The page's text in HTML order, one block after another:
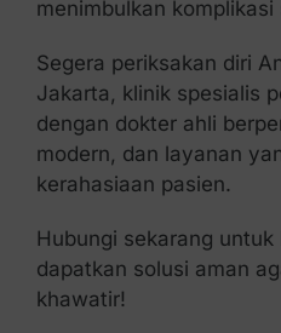
menimbulkan komplikasi
Segera periksakan diri
Jakarta, klinik spesialis
dengan dokter ahli
modern, dan layanan
kerahasiaan pasien.
Hubungi sekarang
dapatkan solusi aman
khawatir!